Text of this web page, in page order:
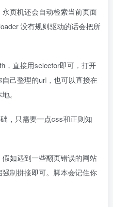
页机还会自动检索当前页面
没有规则驱动的话会把所
，直接用selector即可，打开
己整理的url，也可以直接在
。
，只需要一点css和正则知
如遇到一些翻页错误的网站
强制拼接即可。脚本会记住你